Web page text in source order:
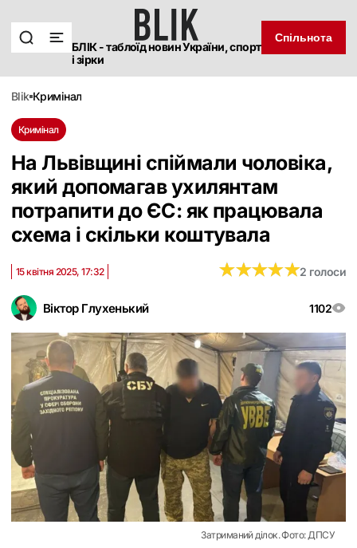
БЛІК - таблоїд новин України, спорт
і зірки
Спільнота
blik кримінал
Кримінал
На Львівщині спіймали чоловіка,
який допомагав ухилянтам
потрапити до ЄС: як працювала
схема і скільки коштувала
Віктор Глухенький 1102
15 квітня 2025, 17:32 ★★★★★
★★★★★2 голоси
Затриманий ділок. Фото: ДПСУ